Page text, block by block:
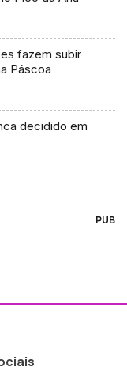
fazem subir
Páscoa
decidido em
PUB